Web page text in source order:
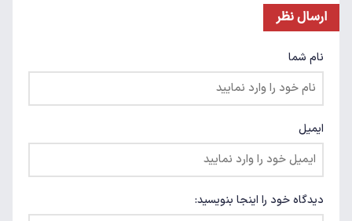
ارسال نظر
نام شما
ایمیل
دیدگاه خود را اینجا بنویسید: